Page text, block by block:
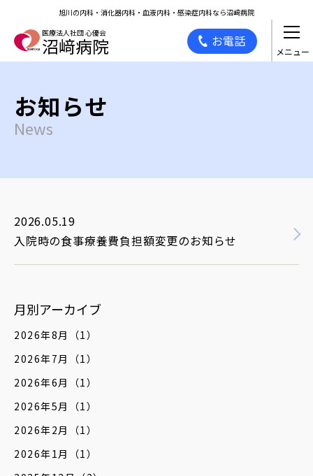
旭川の内科・消化器内科・血液内科・感染症内科なら沼﨑病院
医療法人社団 心優会
沼﨑病院 お電話
お知らせ
News
2026.05.19
入院時の食事療養費負担額変更のお知らせ
月別アーカイブ
2026年8月
（1）
2026年7月
（1）
2026年6月
（1）
2026年5月
（1）
2026年2月
（1）
2026年1月
（1）